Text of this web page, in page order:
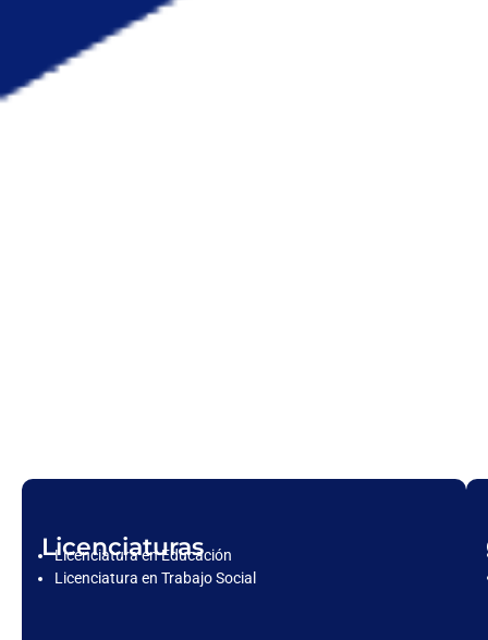
Licenciaturas
Licenciatura en Educación
Licenciatura en Trabajo Social